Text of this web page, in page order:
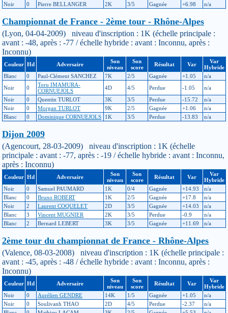
Noir
0 Pierre BELLANGER 2K 3/5 Gagnée +6.98 n/a
Championnat de France - 2ème tour - Rhône-Alpes
(Lyon, 04-04-2009) niveau d'inscription : 1K (échelle principale :
avant : -48, après : -77 / échelle hybride : avant : Inconnu, après :
Inconnu)
Couleur Hd Adversaire
Son
niveau
Son
score
Résultat Var
Var
Hybride
Blanc
0 Paul-Clément SANCHEZ 7K 2/5 Gagnée +1.05
n/a
Noir
0
Toru IMAMURA-
CORNUEJOLS
4D 4/5 Perdue -1.05
n/a
Noir
0 Quentin TURLOT 3K 3/5 Perdue -15.72
n/a
Noir
0 Morgan TURLOT 9K 2/5 Gagnée +1.06
n/a
Blanc
0 Dominique CORNUEJOLS 1K 3/5 Perdue -13.83 n/a
Dijon 2009
(Agencourt, 28-03-2009) niveau d'inscription : 1K (échelle
principale : avant : -77, après : -19 / échelle hybride : avant : Inconnu,
après : Inconnu)
Couleur Hd Adversaire
Son
niveau
Son
score
Résultat Var
Var
Hybride
Noir
0 Samuel PAUMARD 1K 0/4 Gagnée +14.93
n/a
Blanc
0 Bruno ROBERT 1K 2/5 Gagnée +17.8
n/a
Noir
2 Laurent COQUELET 2D 3/5 Gagnée +14.03
n/a
Blanc
3 Vincent MUGNIER 2K 3/5 Perdue -0.9
n/a
Blanc
2 Bernard LEBERT 3K 3/5 Gagnée +11.69 n/a
2ème tour du championnat de France - Rhône-Alpes
(Valence, 08-03-2008) niveau d'inscription : 1K (échelle principale :
avant : -45, après : -48 / échelle hybride : avant : Inconnu, après :
Inconnu)
Couleur Hd Adversaire
Son
niveau
Son
score
Résultat Var
Var
Hybride
Noir
0 Aurélien GENDRE 14K 1/5 Gagnée +1.05
n/a
Noir
0 Soulivanh THAO 2D 4/5 Perdue -2.37
n/a